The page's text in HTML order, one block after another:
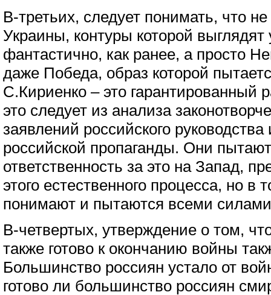
В-третьих, следует понимать, что
Украины, контуры которой выглядят
фантастично, как ранее, а просто
даже Победа, образ которой
С.Кириенко – это гарантированный
это следует из анализа
заявлений российского
российской пропаганды. Они
ответственность за это на Запад,
этого естественного процесса, но в
понимают и пытаются всеми силами
В-четвертых, утверждение о том,
также готово к окончанию войны
Большинство россиян устало от
готово ли большинство россиян